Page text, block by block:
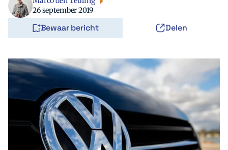
26 september 2019
Bewaar bericht Delen